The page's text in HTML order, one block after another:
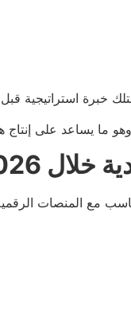
خبرة استراتيجية
ما يساعد على إنتاج
2026
مع المنصات